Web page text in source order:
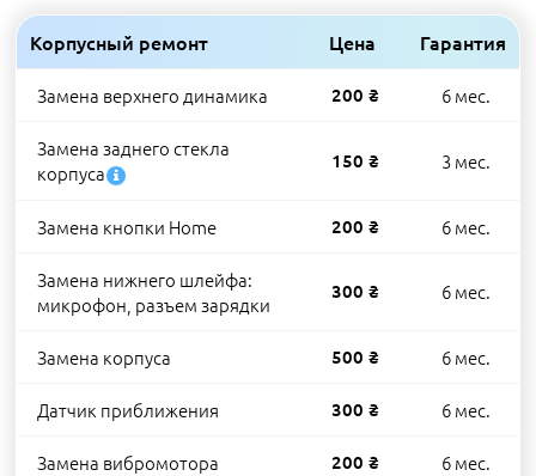
Корпусный ремонт Цена Гарантия
Замена верхнего динамика 200 ₴ 6 мес.
Замена заднего стекла
корпуса
150 ₴ 3 мес.
Замена кнопки Home 200 ₴ 6 мес.
Замена нижнего шлейфа:
микрофон, разъем зарядки
300 ₴ 6 мес.
Замена корпуса 500 ₴ 6 мес.
Датчик приближения 300 ₴ 6 мес.
Замена вибромотора 200 ₴ 6 мес.